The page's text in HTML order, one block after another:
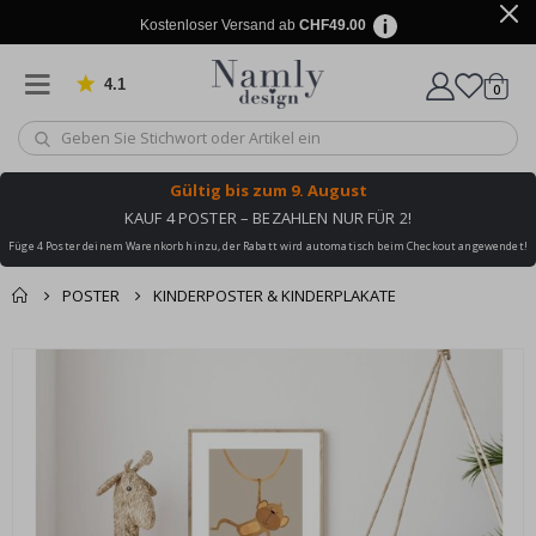
Kostenloser Versand ab CHF49.00
4.1 von 1029 Bewertungen
Wagen
0
Gültig bis zum 9. August
KAUF 4 POSTER – BEZAHLEN NUR FÜR 2!
Füge 4 Poster deinem Warenkorb hinzu, der Rabatt wird automatisch beim Checkout angewendet!
POSTER KINDERPOSTER & KINDERPLAKATE
Zusammen gekaufte
Einkaufswagen
Zur Kasse